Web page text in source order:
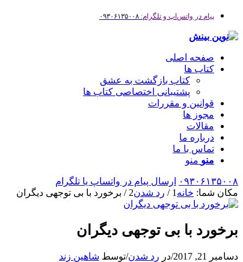
پیام در واتس‌اپ و تلگرام: ۰۹۳۰۶۱۳۵۰۰۸
صفحه اصلی
کتاب ها
کتاب بازگشت به عشق
پشتیبانی اختصاصی کتاب ها
قوانین و مقررات
مجوز ها
مقالات
درباره ما
تماس با ما
منو منو
۰۹۳۰۶۱۳۵۰۰۸
ارسال پیام در واتساپ یا تلگرام
مکان شما: خانه 1
/ رد شدن2
/ برخورد با بی توجهی دیگران
برخورد با بی توجهی دیگران
دسامبر 21, 2017 /در رد شدن/توسط شاهین زند